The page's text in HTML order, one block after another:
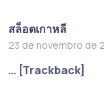
สล็อตเกาหลี
23 de novembro de
… [Trackback]